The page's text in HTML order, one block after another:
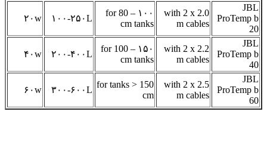
JBL
ProTemp b
20
with 2 x 2.0
m cables
for 80 – ۱۰۰
cm tanks
۱۰۰-۲۵۰L ۲۰w
JBL
ProTemp b
40
with 2 x 2.2
m cables
for 100 – ۱۵۰
cm tanks
۲۰۰-۴۰۰L ۴۰w
JBL
ProTemp b
60
with 2 x 2.5
m cables
for tanks > 150
cm
۳۰۰-۶۰۰L ۶۰w